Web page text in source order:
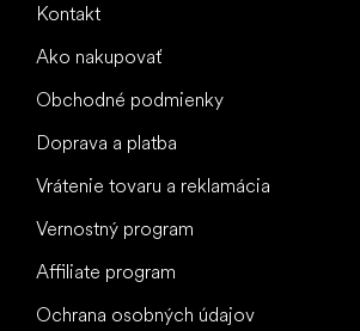
Kontakt
Ako nakupovať
Obchodné podmienky
Doprava a platba
Vrátenie tovaru a reklamácia
Vernostný program
Affiliate program
Ochrana osobných údajov